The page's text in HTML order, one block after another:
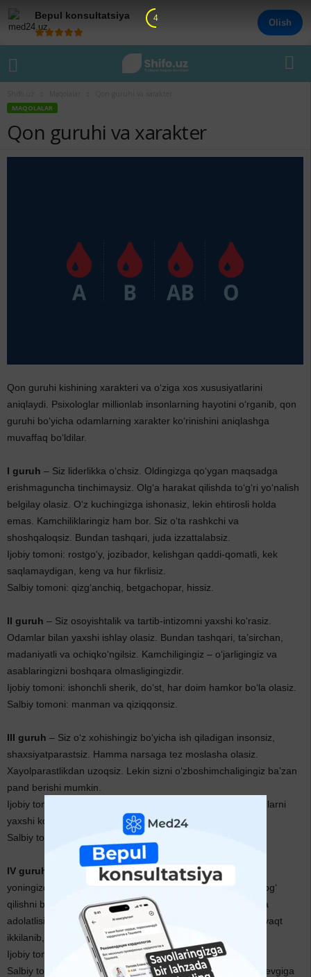
Bepul konsultatsiya
Olish
MAQOLALAR
Qon guruhi va xarakter
Qon guruhi kishining xarakteri va o‘ziga xos xususiyatlarini
aniqlaydi. Psixologlar millionlab insonlarning hayotini o‘rganib, qon
guruhi bo‘yicha odamlarning xarakter ko‘rinishini aniqlashga
muvaffaq bo‘ldilar.
I guruh – Siz liderlikka o‘chsiz. Oldingizga qo‘ygan maqsadga
erishmaguncha tinchimaysiz. Olg‘a harakat qilishda to‘g‘ri yo‘nalish
belgilay olasiz. O‘z kuchingizga ishonasiz, lekin ehtirosli holda
emas. Kamchiliklaringiz ham bor. Siz o‘ta rashkchi va
shoshqaloqsiz. Bundan tashqari, juda izzattalabsiz.
Ijobiy tomoni: rostgo‘y, jozibador, kelishgan qaddi-qomatli, kek
saqlamaydigan, keng va hur fikrlisiz.
Salbiy tomoni: qizg‘anchiq, betgachopar, hissiz.
II guruh – Siz osoyishtalik va tartib-intizomni yaxshi ko‘rasiz.
Odamlar bilan yaxshi ishlay olasiz. Bundan tashqari, ta’sirchan,
madaniyatli va ochiqko‘ngilsiz. Kamchiligingiz – o‘jarligingiz va
asablaringizni boshqara olmasligingizdir.
Ijobiy tomoni: ishonchli sherik, do‘st, har doim hamkor bo‘la olasiz.
Salbiy tomoni: manman va qiziqqonsiz.
III guruh – Siz o‘z xohishingiz bo‘yicha ish qiladigan insonsiz,
shaxsiyatparastsiz. Hamma narsaga tez moslasha olasiz.
Xayolparastlikdan uzoqsiz. Lekin sizni o‘zboshimchaligingiz ba’zan
pand berishi mumkin.
Ijobiy tomoni: qiziquvchan, ijodiy imkoniyatlari keng, hayvonlarni
yaxshi ko‘radi.
Salbiy tomoni: xotirasi sust, mas’uliyatsiz, dangasa.
IV guruh
– Siz tinch va xotirjamsiz. Kishilar sizni sevadi va
yoningizda o‘zlarini erkin his qiladilar. Ularning vaqtlarini chog‘
qilishni bilasiz va bir vaqtning o‘zida atrofdagilarga odobli va
adolatlisiz. Lekin ayrim paytlarda qiziqqonsiz. Ba’zan uzoq vaqt
ikkilanib, qaror qabul qilishga qiynalasiz.
Ijobiy tomoni: vazmin, bosiq, sog‘lom fikrli, mehrli insonsiz.
Salbiy tomoni: beparvo, qat’iyatsiz, kek saqlovchi, ba’zida sevgiga
4